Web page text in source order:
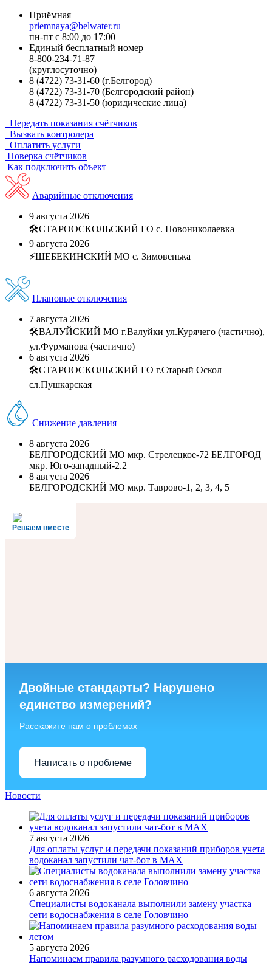
Приёмная
priemnaya@belwater.ru
пн-пт с 8:00 до 17:00
Единый бесплатный номер
8-800-234-71-87
(круглосуточно)
8 (4722) 73-31-60 (г.Белгород)
8 (4722) 73-31-70 (Белгородский район)
8 (4722) 73-31-50 (юридические лица)
Передать показания счётчиков
Вызвать контролера
Оплатить услуги
Поверка счётчиков
Как подключить объект
Аварийные отключения
9 августа 2026
🛠СТАРООСКОЛЬСКИЙ ГО с. Новониколаевка
9 августа 2026
⚡️ШЕБЕКИНСКИЙ МО с. Зимовенька
Плановые отключения
7 августа 2026
🛠ВАЛУЙСКИЙ МО г.Валуйки ул.Курячего (частично),
ул.Фурманова (частично)
6 августа 2026
🛠СТАРООСКОЛЬСКИЙ ГО г.Старый Оскол
сл.Пушкарская
Снижение давления
8 августа 2026
БЕЛГОРОДСКИЙ МО мкр. Стрелецкое-72 БЕЛГОРОД
мкр. Юго-западный-2.2
8 августа 2026
БЕЛГОРОДСКИЙ МО мкр. Таврово-1, 2, 3, 4, 5
Решаем вместе
Двойные стандарты? Нарушено
единство измерений?
Расскажите нам о проблемах
Написать о проблеме
Новости
7 августа 2026
Для оплаты услуг и передачи показаний приборов учета
водоканал запустили чат-бот в МАХ
6 августа 2026
Специалисты водоканала выполнили замену участка
сети водоснабжения в селе Головчино
5 августа 2026
Напоминаем правила разумного расходования воды